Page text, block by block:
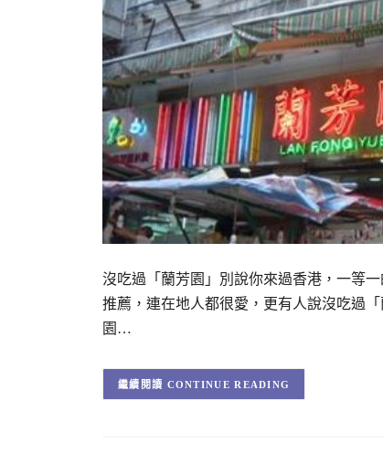
沒吃過「蘭芳園」別說你來過香港，一等
推薦，連在地人都很愛，更有人說沒吃過
園…
CONTINUE READING